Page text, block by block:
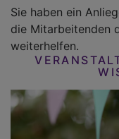
Sie haben ein
die Mitarbeitenden
weiterhelfen.